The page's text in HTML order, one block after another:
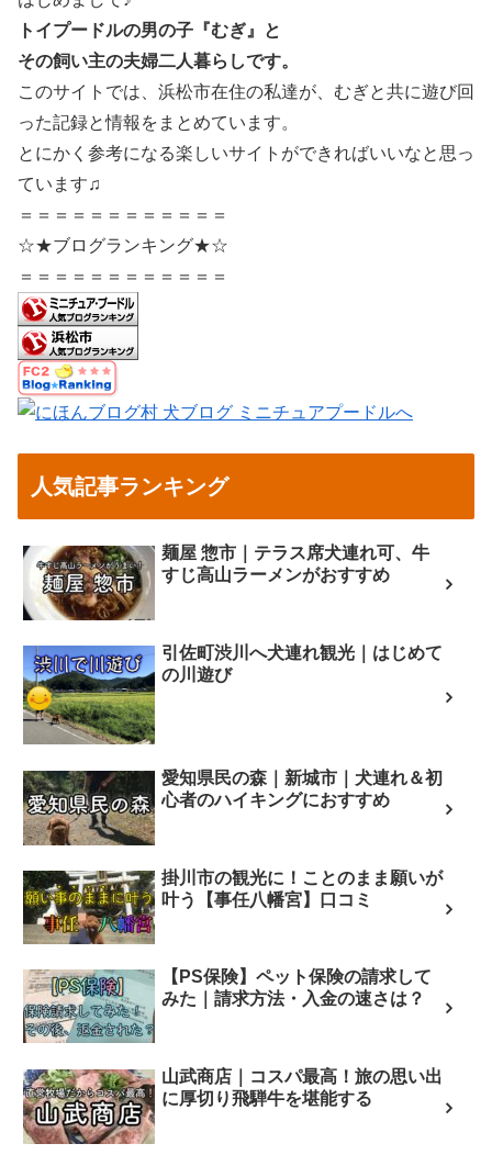
トイプードルの男の子『むぎ』と
その飼い主の夫婦二人暮らしです。
このサイトでは、浜松市在住の私達が、むぎと共に遊び回
った記録と情報をまとめています。
とにかく参考になる楽しいサイトができればいいなと思っ
ています♫
＝＝＝＝＝＝＝＝＝＝＝＝
☆★ブログランキング★☆
＝＝＝＝＝＝＝＝＝＝＝＝
人気記事ランキング
麺屋 惣市｜テラス席犬連れ可、牛
すじ高山ラーメンがおすすめ
引佐町渋川へ犬連れ観光｜はじめて
の川遊び
愛知県民の森｜新城市｜犬連れ＆初
心者のハイキングにおすすめ
掛川市の観光に！ことのまま願いが
叶う【事任八幡宮】口コミ
【PS保険】ペット保険の請求して
みた｜請求方法・入金の速さは？
山武商店｜コスパ最高！旅の思い出
に厚切り飛騨牛を堪能する